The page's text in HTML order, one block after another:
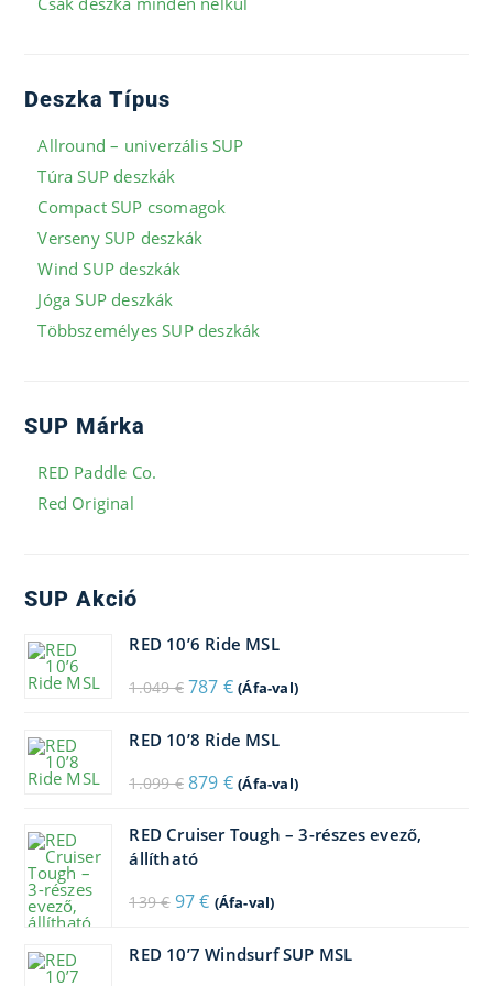
Deszka Típus
Allround – univerzális SUP
Túra SUP deszkák
Compact SUP csomagok
Verseny SUP deszkák
Wind SUP deszkák
Jóga SUP deszkák
Többszemélyes SUP deszkák
SUP Márka
RED Paddle Co.
Red Original
SUP Akció
RED 10’6 Ride MSL
1.049€ Original
price
1.049 €.
787 €Current
price
787 €.
(Áfa-val)
RED 10’8 Ride MSL
1.099€ Original
price
1.099 €.
879 €Current
price
879 €.
(Áfa-val)
RED Cruiser Tough – 3-részes evező,
állítható
139€ Original
price
139 €.
97€Current
price
97 €.
(Áfa-val)
RED 10’7 Windsurf SUP MSL